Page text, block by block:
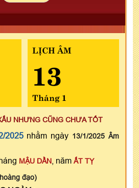
LỊCH ÂM
13
Tháng 1
NHƯNG CŨNG CHƯA TỐT
2025nhằm ngày 13/1/2025 Âm
MẬU DẦN , năm ẤT TỴ
đạo)